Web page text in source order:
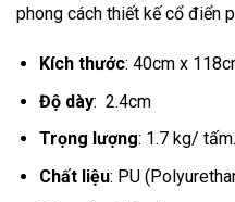
phong cách thiết kế cổ điển
Kích thước: 40cm x
Độ dày: 2.4cm
Trọng lượng: 1.7 kg/ tấm.
Chất liệu: PU